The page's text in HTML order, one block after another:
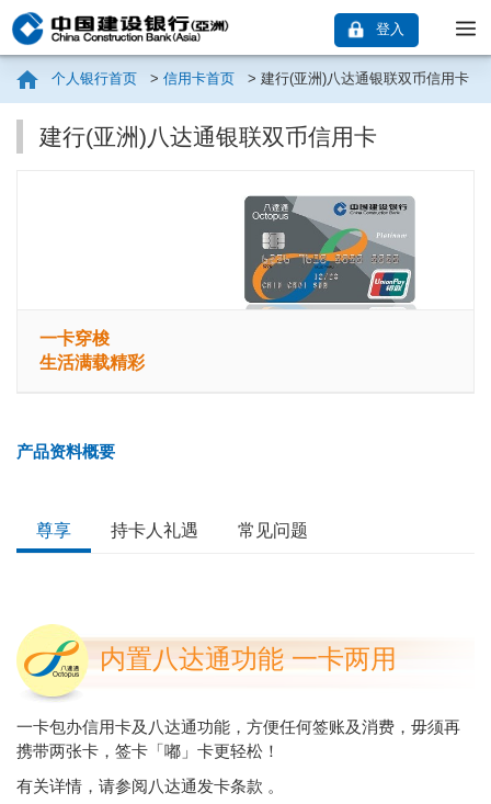
登入
个人银行首页 > 信用卡首页 > 建行(亚洲)八达通银联双币信用卡
建行(亚洲)八达通银联双币信用卡
一卡穿梭
生活满载精彩
产品资料概要
尊享 持卡人礼遇 常见问题
内置八达通功能 一卡两用
一卡包办信用卡及八达通功能，方便任何签账及消费，毋须再
携带两张卡，签卡「嘟」卡更轻松！
有关详情，请参阅八达通发卡条款 。